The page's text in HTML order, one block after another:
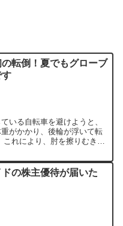
の転倒！夏でもグローブ
す
いる自転車を避けようと、
がかかり、後輪が浮いて転
れにより、肘を擦りむき流
ドの株主優待が届いた